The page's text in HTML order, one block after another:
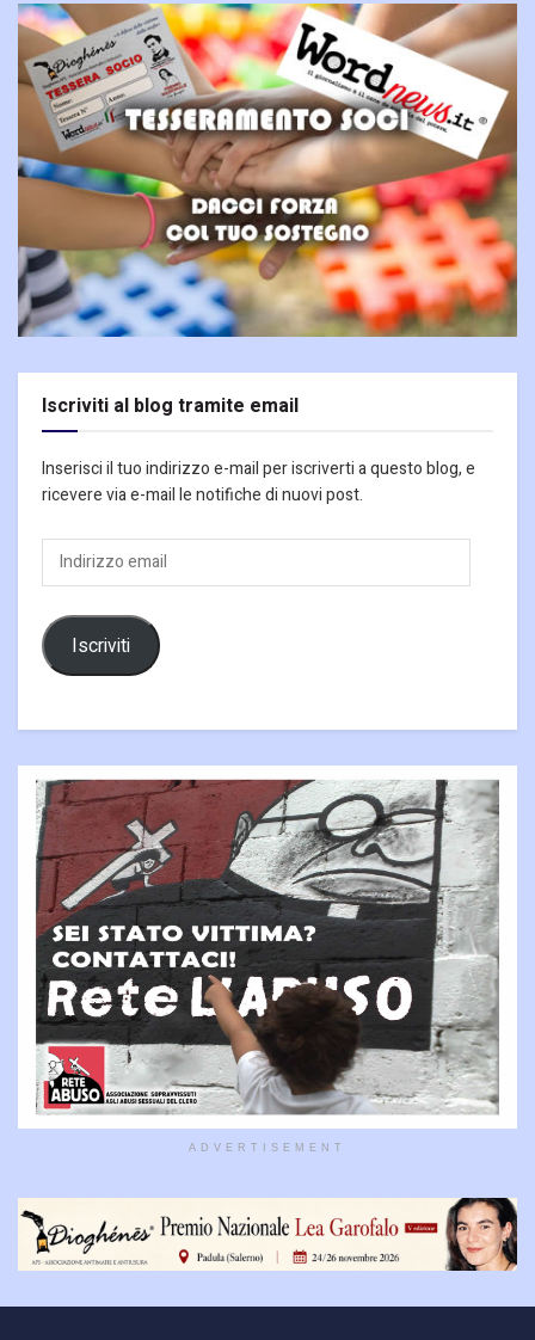
Iscriviti al blog tramite email
Inserisci il tuo indirizzo e-mail per iscriverti a questo blog, e
ricevere via e-mail le notifiche di nuovi post.
Indirizzo
email
Iscriviti
ADVERTISEMENT